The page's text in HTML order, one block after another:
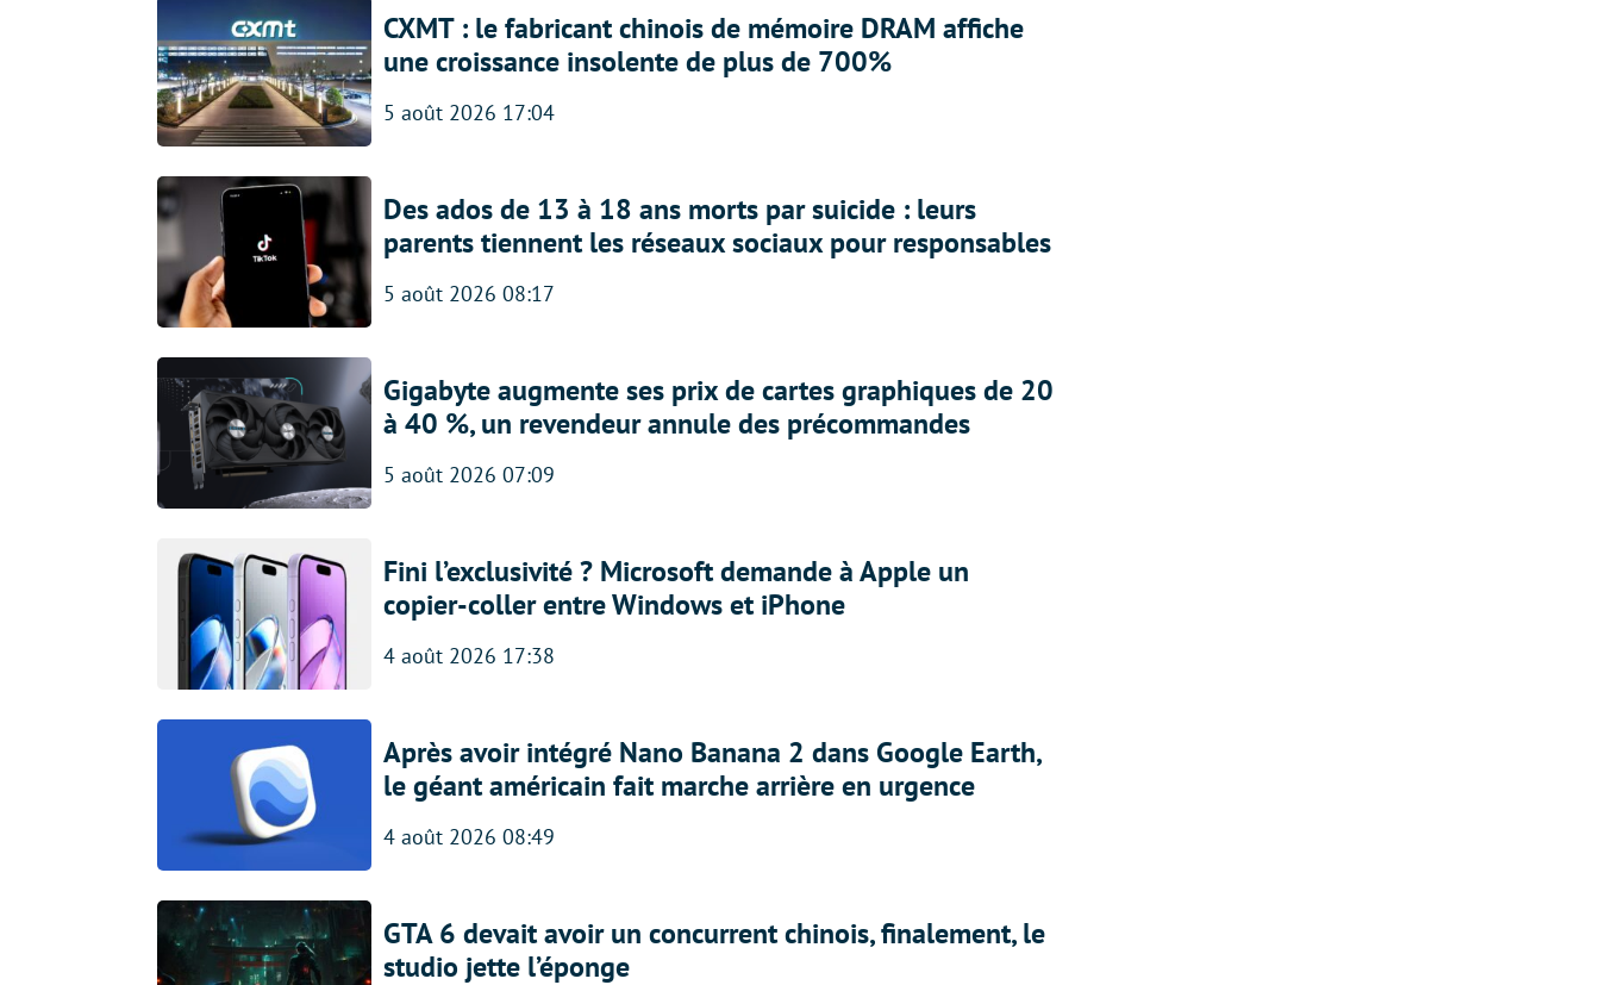
CXMT : le fabricant chinois de mémoire DRAM affiche
une croissance insolente de plus de 700%
5 août 2026 17:04
Des ados de 13 à 18 ans morts par suicide : leurs
parents tiennent les réseaux sociaux pour responsables
5 août 2026 08:17
Gigabyte augmente ses prix de cartes graphiques de 20
à 40 %, un revendeur annule des précommandes
5 août 2026 07:09
Fini l’exclusivité ? Microsoft demande à Apple un
copier-coller entre Windows et iPhone
4 août 2026 17:38
Après avoir intégré Nano Banana 2 dans Google Earth,
le géant américain fait marche arrière en urgence
4 août 2026 08:49
GTA 6 devait avoir un concurrent chinois, finalement, le
studio jette l’éponge